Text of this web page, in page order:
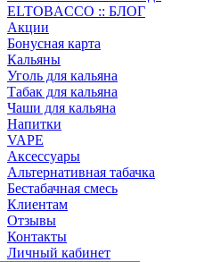
ELTOBACCO :: БЛОГ
Акции
Бонусная карта
Кальяны
Уголь для кальяна
Табак для кальяна
Чаши для кальяна
Напитки
VAPE
Аксессуары
Альтернативная табачка
Бестабачная смесь
Клиентам
Отзывы
Контакты
Личный кабинет